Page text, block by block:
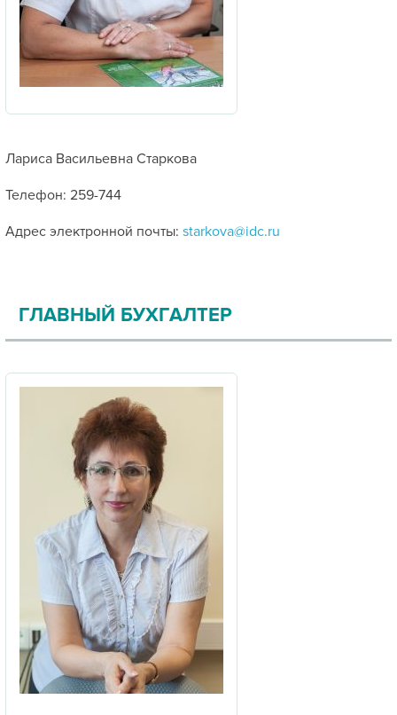
Лариса Васильевна Старкова
Телефон: 259-744
Адрес электронной почты: starkova@idc.ru
ГЛАВНЫЙ БУХГАЛТЕР